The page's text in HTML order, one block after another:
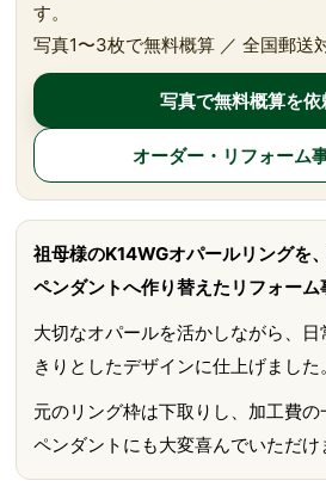
す。
写真1〜3枚で無料概算 ／ 全国郵送
写真で無料概算を依
オーダー・リフォーム
祖母様のK14WGオパールリングを
ペンダントへ作り替えたリフォーム
大切なオパールを活かしながら、
きりとしたデザインに仕上げました。
元のリング枠は下取りし、加工費
ペンダントにも大変喜んでいただけ